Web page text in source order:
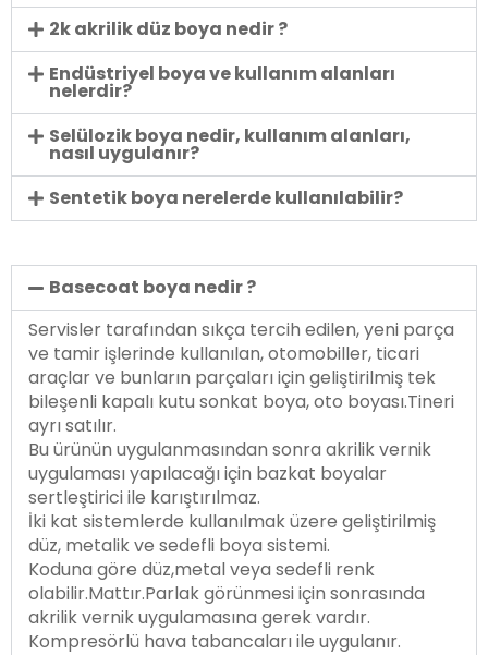
2k akrilik düz boya nedir ?
Endüstriyel boya ve kullanım alanları
nelerdir?
Selülozik boya nedir, kullanım alanları,
nasıl uygulanır?
Sentetik boya nerelerde kullanılabilir?
Basecoat boya nedir ?
Servisler tarafından sıkça tercih edilen, yeni parça
ve tamir işlerinde kullanılan, otomobiller, ticari
araçlar ve bunların parçaları için geliştirilmiş tek
bileşenli kapalı kutu sonkat boya, oto boyası.Tineri
ayrı satılır.
Bu ürünün uygulanmasından sonra akrilik vernik
uygulaması yapılacağı için bazkat boyalar
sertleştirici ile karıştırılmaz.
İki kat sistemlerde kullanılmak üzere geliştirilmiş
düz, metalik ve sedefli boya sistemi.
Koduna göre düz,metal veya sedefli renk
olabilir.Mattır.Parlak görünmesi için sonrasında
akrilik vernik uygulamasına gerek vardır.
Kompresörlü hava tabancaları ile uygulanır.